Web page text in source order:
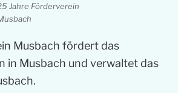
Jahre Förderverein
Musbach fördert das
in Musbach und verwaltet das